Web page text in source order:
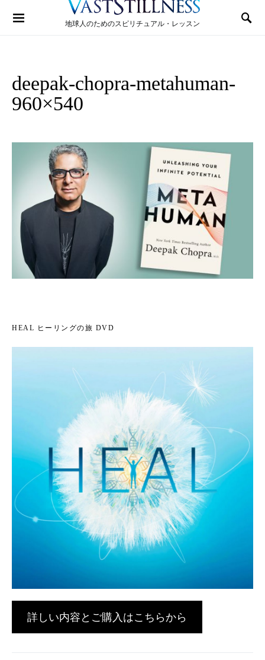
地球人のためのスピリチュアル・レッスン
Search for:
deepak-chopra-metahuman-
960×540
HEAL ヒーリングの旅 DVD
詳しい内容とご購入はこちらから